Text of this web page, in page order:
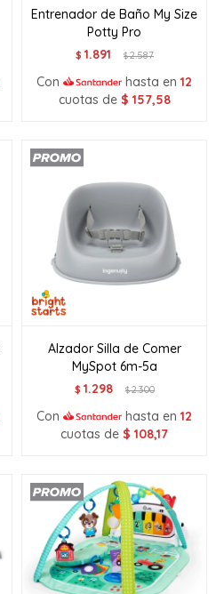
Entrenador de Baño My Size
Potty Pro
$ 1.891 $2.587
Con hasta en 12
cuotas de $ 157,58
Alzador Silla de Comer
MySpot 6m-5a
$ 1.298 $2.300
Con hasta en 12
cuotas de $ 108,17